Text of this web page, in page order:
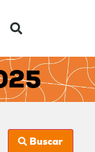
Buscar